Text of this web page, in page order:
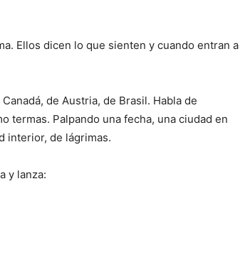
Ellos dicen lo que sienten y cuando entran a
de Austria, de Brasil. Habla de
termas. Palpando una fecha, una ciudad en
interior, de lágrimas.
y lanza: